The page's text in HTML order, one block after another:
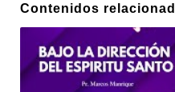
Contenidos